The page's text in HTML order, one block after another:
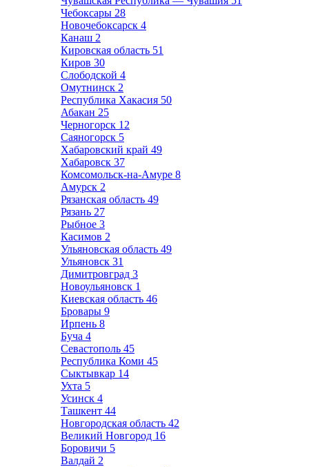
Чебоксары 28
Новочебоксарск 4
Канаш 2
Кировская область 51
Киров 30
Слободской 4
Омутнинск 2
Республика Хакасия 50
Абакан 25
Черногорск 12
Саяногорск 5
Хабаровский край 49
Хабаровск 37
Комсомольск-на-Амуре 8
Амурск 2
Рязанская область 49
Рязань 27
Рыбное 3
Касимов 2
Ульяновская область 49
Ульяновск 31
Димитровград 3
Новоульяновск 1
Киевская область 46
Бровары 9
Ирпень 8
Буча 4
Севастополь 45
Республика Коми 45
Сыктывкар 14
Ухта 5
Усинск 4
Ташкент 44
Новгородская область 42
Великий Новгород 16
Боровичи 5
Валдай 2